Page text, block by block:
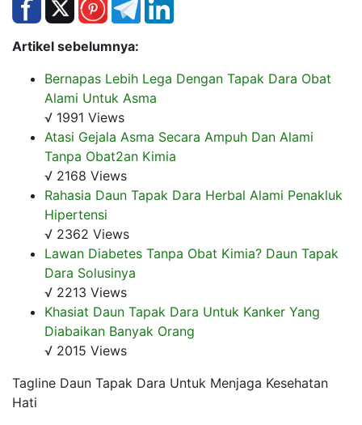
Artikel sebelumnya:
Bernapas Lebih Lega Dengan Tapak Dara Obat
Alami Untuk Asma
√ 1991 Views
Atasi Gejala Asma Secara Ampuh Dan Alami
Tanpa Obat2an Kimia
√ 2168 Views
Rahasia Daun Tapak Dara Herbal Alami Penakluk
Hipertensi
√ 2362 Views
Lawan Diabetes Tanpa Obat Kimia? Daun Tapak
Dara Solusinya
√ 2213 Views
Khasiat Daun Tapak Dara Untuk Kanker Yang
Diabaikan Banyak Orang
√ 2015 Views
Tagline Daun Tapak Dara Untuk Menjaga Kesehatan
Hati